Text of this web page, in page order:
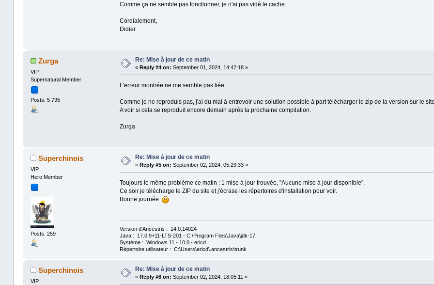
Comme ça ne semble pas fonctionner, je n'ai pas vidé le cache.
Cordialement,
Didier
Zurga
VIP
Supernatural Member
Posts: 5 795
Re: Mise à jour de ce matin
« Reply #4 on: September 01, 2024, 14:42:18 »
L'erreur montrée ne me semble pas liée.
Comme je ne reproduis pas, j'ai du mal à entrevoir une solution possible à part télécharger le zip de la version sur le
A voir si cela se reproduit encore demain après la prochaine compilation.
Zurga
Superchinois
VIP
Hero Member
Posts: 259
Re: Mise à jour de ce matin
« Reply #5 on: September 02, 2024, 05:29:33 »
Toujours le même problème ce matin : 1 mise à jour trouvée, "Aucune mise à jour disponible".
Ce soir je télécharge le ZIP du site et j'écrase les répertoires d'installation pour voir.
Bonne journée
Version d'Ancestris : 14.0.14024
Java : 17.0.9+11-LTS-201 - C:\Program Files\Java\jdk-17
Système : Windows 11 - 10.0 - ericd
Répertoire utilisateur : C:\Users\ericd\.ancestris\trunk
Superchinois
VIP
Re: Mise à jour de ce matin
« Reply #6 on: September 02, 2024, 18:05:11 »